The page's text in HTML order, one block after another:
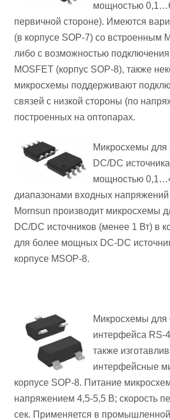
мощностью
первичной стороне). Имеются
(в корпусе SOP-7) со встроенным
либо с возможностью
MOSFET (корпус SOP-8), также
микросхемы поддерживают
связей с низкой стороны (по
построенных на оптопарах.
Микросхемы для
DC/DC
мощностью
диапазонами входных
Mornsun производит микросхемы
DC/DC источников (менее 1 Вт) в
для более мощных DC-DC
корпусе MSOP-8.
Микросхемы для
интерфейса RS-
также
интерфейсные
корпусе SOP-8. Питание
напряжением 4,5-5,5 В; скорость
сек. Применяется в